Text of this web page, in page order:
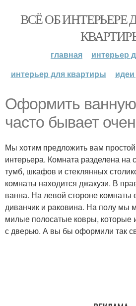
ВСЁ ОБ
главная
интерьер
интерьер для квартиры
Оформить ванную
часто бывает
Мы хотим предложить вам
интерьера. Комната разделена
тумб, шкафов и стеклянных
комнаты находится джакузи. В
ванна. На левой стороне комнаты
диванчик и раковина. На полу мы
милые полосатые ковры, которые
с дверью. А вы бы оформили так